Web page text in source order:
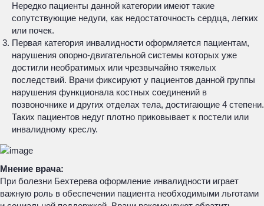
Нередко пациенты данной категории имеют такие
сопутствующие недуги, как недостаточность сердца, легких
или почек.
Первая категория инвалидности оформляется пациентам,
нарушения опорно-двигательной системы которых уже
достигли необратимых или чрезвычайно тяжелых
последствий. Врачи фиксируют у пациентов данной группы
нарушения функционала костных соединений в
позвоночнике и других отделах тела, достигающие 4 степени.
Таких пациентов недуг плотно приковывает к постели или
инвалидному креслу.
Мнение врача:
При болезни Бехтерева оформление инвалидности играет
важную роль в обеспечении пациента необходимыми льготами